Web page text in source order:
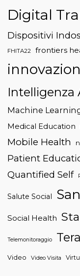
Digital
Dispositivi
FHITA22 frontiers
Intelligenza
Machine
Medical Education
Mobile Health
Patient
Quantified Self
Salute Social
Social Health
Telemonitoraggio
Video Video Visita